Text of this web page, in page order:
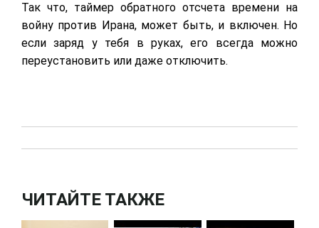
Так что, таймер обратного отсчета времени на
войну против Ирана, может быть, и включен. Но
если заряд у тебя в руках, его всегда можно
переустановить или даже отключить.
ЧИТАЙТЕ ТАКЖЕ